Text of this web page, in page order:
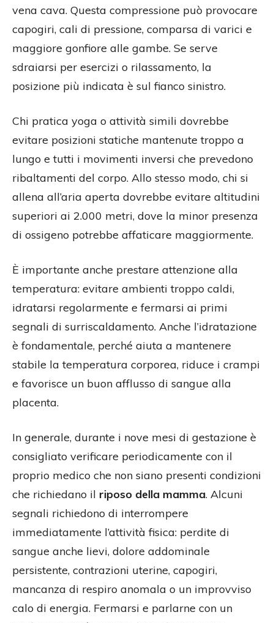
vena cava. Questa compressione può provocare
capogiri, cali di pressione, comparsa di varici e
maggiore gonfiore alle gambe. Se serve
sdraiarsi per esercizi o rilassamento, la
posizione più indicata è sul fianco sinistro.
Chi pratica yoga o attività simili dovrebbe
evitare posizioni statiche mantenute troppo a
lungo e tutti i movimenti inversi che prevedono
ribaltamenti del corpo. Allo stesso modo, chi si
allena all’aria aperta dovrebbe evitare altitudini
superiori ai 2.000 metri, dove la minor presenza
di ossigeno potrebbe affaticare maggiormente.
È importante anche prestare attenzione alla
temperatura: evitare ambienti troppo caldi,
idratarsi regolarmente e fermarsi ai primi
segnali di surriscaldamento. Anche l’idratazione
è fondamentale, perché aiuta a mantenere
stabile la temperatura corporea, riduce i crampi
e favorisce un buon afflusso di sangue alla
placenta.
In generale, durante i nove mesi di gestazione è
consigliato verificare periodicamente con il
proprio medico che non siano presenti condizioni
che richiedano il riposo della mamma. Alcuni
segnali richiedono di interrompere
immediatamente l’attività fisica: perdite di
sangue anche lievi, dolore addominale
persistente, contrazioni uterine, capogiri,
mancanza di respiro anomala o un improvviso
calo di energia. Fermarsi e parlarne con un